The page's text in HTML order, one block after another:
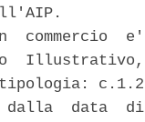
commercio  e'
Illustrativo,
c.1.2
data  di